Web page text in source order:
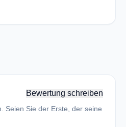
Bewertung schreiben
Seien Sie der Erste, der seine